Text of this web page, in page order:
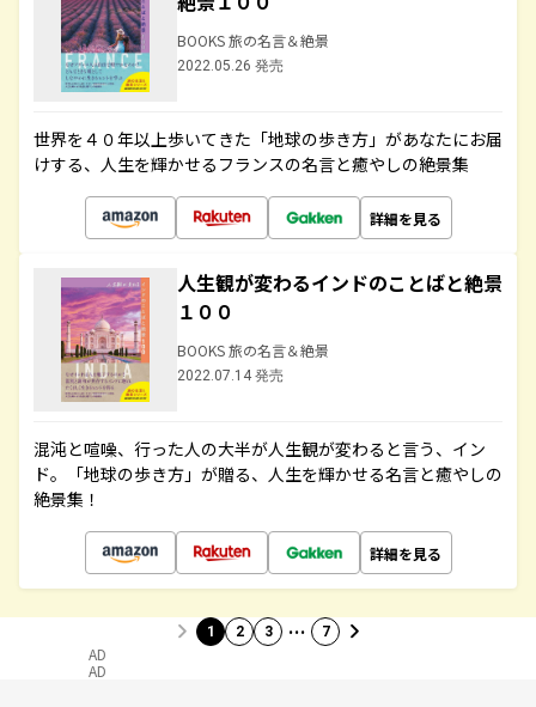
BOOKS 旅の名言＆絶景
2022.05.26 発売
世界を４０年以上歩いてきた「地球の歩き方」があなたにお届
けする、人生を輝かせるフランスの名言と癒やしの絶景集
詳細を見る
人生観が変わるインドのことばと絶景
１００
BOOKS 旅の名言＆絶景
2022.07.14 発売
混沌と喧噪、行った人の大半が人生観が変わると言う、イン
ド。「地球の歩き方」が贈る、人生を輝かせる名言と癒やしの
絶景集！
詳細を見る
1 2 3 … 7
AD
AD